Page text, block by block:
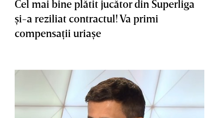
Cel mai bine plătit jucător din Superliga
şi-a reziliat contractul! Va primi
compensaţii uriaşe